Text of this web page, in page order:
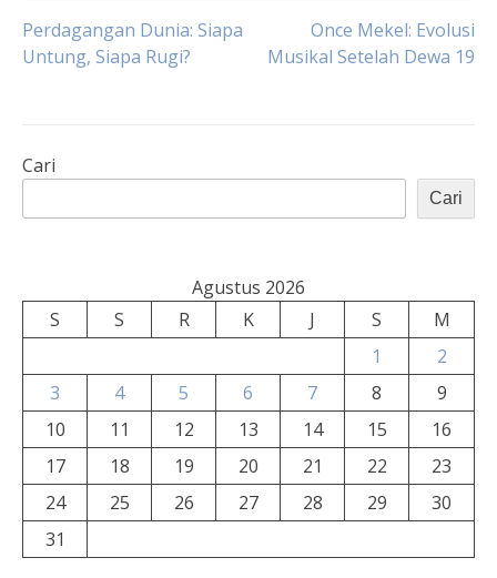
Navigasi
Perdagangan Dunia: Siapa
Untung, Siapa Rugi?
Once Mekel: Evolusi
Musikal Setelah Dewa 19
Cari
Cari
Agustus 2026
S
S R K J S
M
1
2
3
4 5 6 7 8
9
10
11 12 13 14 15
16
17
18 19 20 21 22
23
24
25 26 27 28 29
30
31